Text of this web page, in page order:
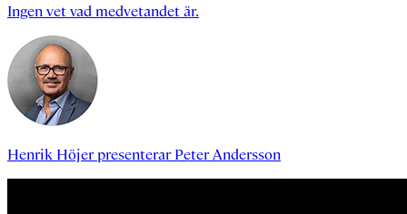
Ingen vet vad medvetandet är.
Henrik Höjerpresenterar Peter Andersson